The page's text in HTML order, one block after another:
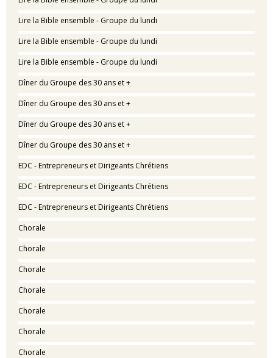
Lire la Bible ensemble - Groupe du lundi
Lire la Bible ensemble - Groupe du lundi
Lire la Bible ensemble - Groupe du lundi
Dîner du Groupe des 30 ans et +
Dîner du Groupe des 30 ans et +
Dîner du Groupe des 30 ans et +
Dîner du Groupe des 30 ans et +
EDC - Entrepreneurs et Dirigeants Chrétiens
EDC - Entrepreneurs et Dirigeants Chrétiens
EDC - Entrepreneurs et Dirigeants Chrétiens
Chorale
Chorale
Chorale
Chorale
Chorale
Chorale
Chorale